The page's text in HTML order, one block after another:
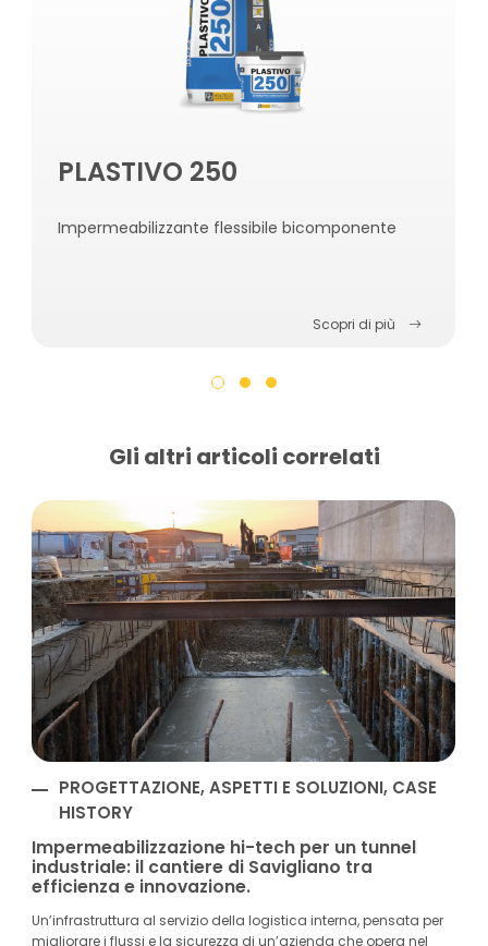
PLASTIVO 250
Impermeabilizzante flessibile bicomponente
Scopri di più
Gli altri articoli correlati
PROGETTAZIONE, ASPETTI E SOLUZIONI, CASE
HISTORY
Impermeabilizzazione hi-tech per un tunnel
industriale: il cantiere di Savigliano tra
efficienza e innovazione.
Un’infrastruttura al servizio della logistica interna, pensata per
migliorare i flussi e la sicurezza di un’azienda che opera nel